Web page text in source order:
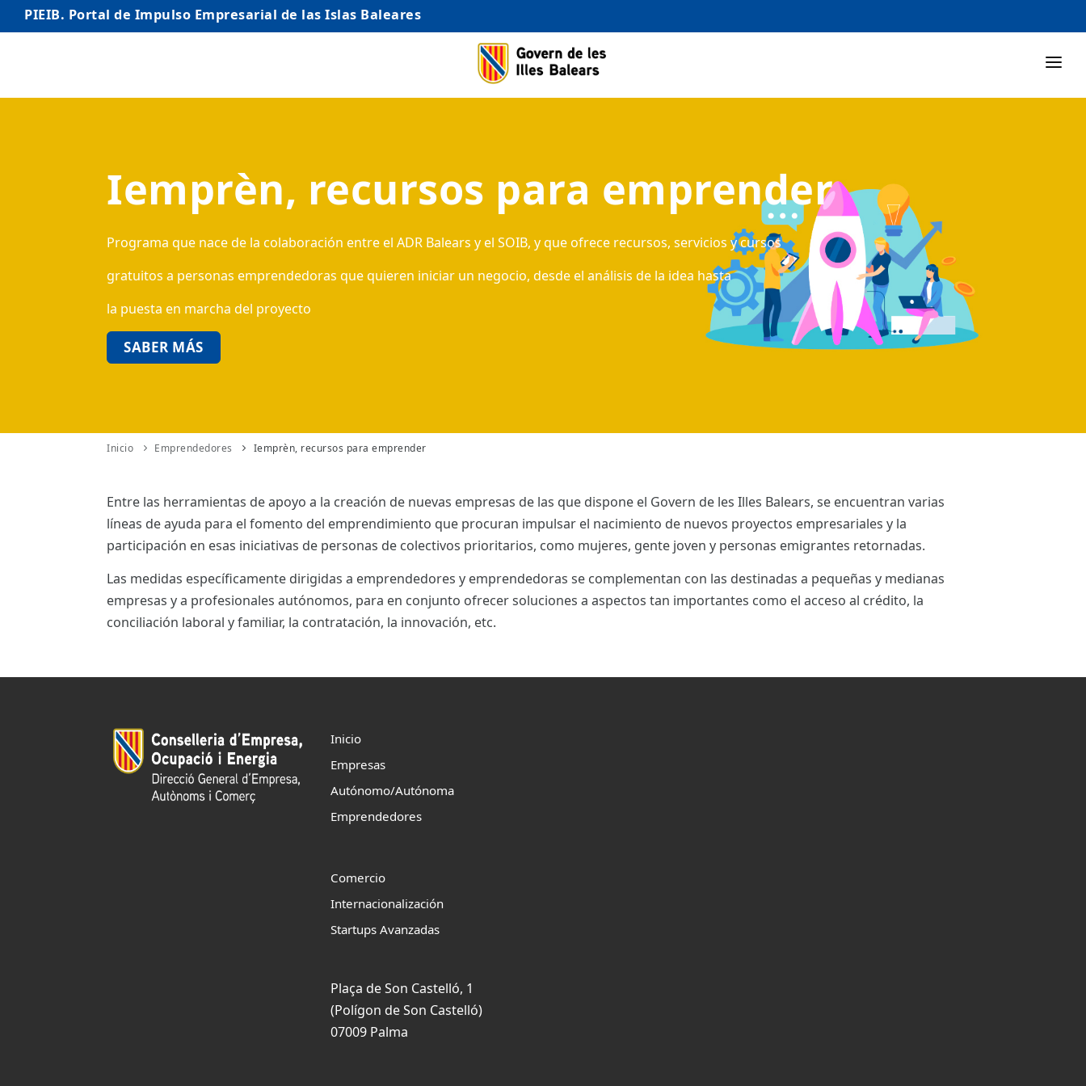
PIEIB. Portal de Impulso Empresarial de las Islas Baleares
INICIO
EMPRENDEDORES
INTERNACIONALIZACIÓN
STARTUPS AVANZADAS
Iemprèn, recursos para emprender
Programa que nace de la colaboración entre el ADR Balears y el SOIB, y que ofrece recursos, servicios y cursos
gratuitos a personas emprendedoras que quieren iniciar un negocio, desde el análisis de la idea hasta
la puesta en marcha del proyecto
SABER MÁS
Inicio Emprendedores Iemprèn, recursos para emprender
Entre las herramientas de apoyo a la creación de nuevas empresas de las que dispone el Govern de les Illes Balears, se encuentran varias
líneas de ayuda para el fomento del emprendimiento que procuran impulsar el nacimiento de nuevos proyectos empresariales y la
participación en esas iniciativas de personas de colectivos prioritarios, como mujeres, gente joven y personas emigrantes retornadas.
Las medidas específicamente dirigidas a emprendedores y emprendedoras se complementan con las destinadas a pequeñas y medianas
empresas y a profesionales autónomos, para en conjunto ofrecer soluciones a aspectos tan importantes como el acceso al crédito, la
conciliación laboral y familiar, la contratación, la innovación, etc.
Inicio
Empresas
Autónomo/Autónoma
Emprendedores
Comercio
Internacionalización
Startups Avanzadas
Plaça de Son Castelló, 1
(Polígon de Son Castelló)
07009 Palma